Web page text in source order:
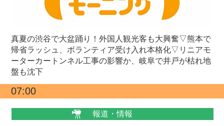
真夏の渋谷で大盆踊り！外国人観光客も大興奮▽熊本で
帰省ラッシュ、ボランティア受け入れ本格化▽リニアモ
ーターカートンネル工事の影響か、岐阜で井戸が枯れ地
盤も沈下
07:00
報道・情報